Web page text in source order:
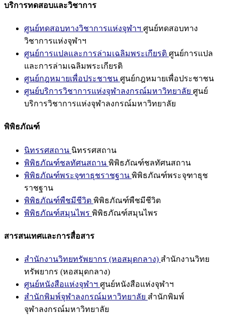
บริการทดสอบและวิชาการ
ศูนย์ทดสอบทางวิชาการแห่งจุฬาฯ ศูนย์ทดสอบทาง
วิชาการแห่งจุฬาฯ
ศูนย์การแปลและการล่ามเฉลิมพระเกียรติ ศูนย์การแปล
และการล่ามเฉลิมพระเกียรติ
ศูนย์กฎหมายเพื่อประชาชน ศูนย์กฎหมายเพื่อประชาชน
ศูนย์บริการวิชาการแห่งจุฬาลงกรณ์มหาวิทยาลัย ศูนย์
บริการวิชาการแห่งจุฬาลงกรณ์มหาวิทยาลัย
พิพิธภัณฑ์
นิทรรศสถาน นิทรรศสถาน
พิพิธภัณฑ์ชลทัศนสถาน พิพิธภัณฑ์ชลทัศนสถาน
พิพิธภัณฑ์พระจุฑาธุชราชฐาน พิพิธภัณฑ์พระจุฑาธุช
ราชฐาน
พิพิธภัณฑ์พืชมีชีวิต พิพิธภัณฑ์พืชมีชีวิต
พิพิธภัณฑ์สมุนไพร พิพิธภัณฑ์สมุนไพร
สารสนเทศและการสื่อสาร
สำนักงานวิทยทรัพยากร (หอสมุดกลาง) สำนักงานวิทย
ทรัพยากร (หอสมุดกลาง)
ศูนย์หนังสือแห่งจุฬาฯ ศูนย์หนังสือแห่งจุฬาฯ
สำนักพิมพ์จุฬาลงกรณ์มหาวิทยาลัย สำนักพิมพ์
จุฬาลงกรณ์มหาวิทยาลัย